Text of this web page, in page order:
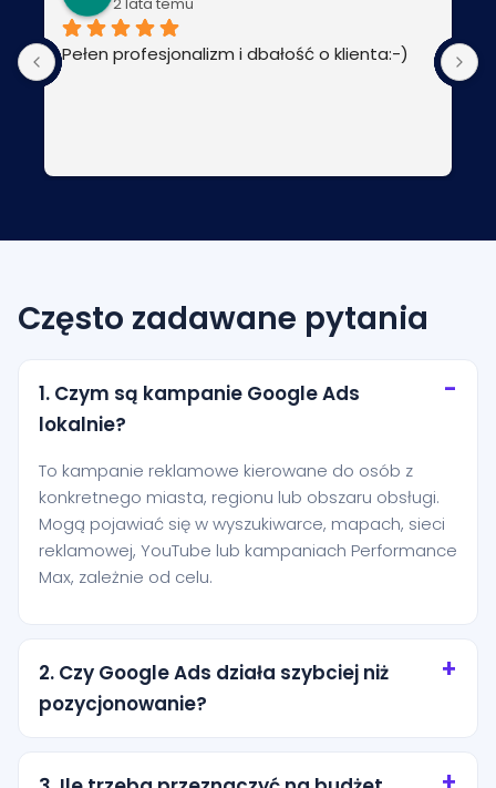
Pełen profesjonalizm i dbałość o klienta:-)
Często zadawane pytania
1. Czym są kampanie Google Ads
lokalnie?
To kampanie reklamowe kierowane do osób z
konkretnego miasta, regionu lub obszaru obsługi.
Mogą pojawiać się w wyszukiwarce, mapach, sieci
reklamowej, YouTube lub kampaniach Performance
Max, zależnie od celu.
2. Czy Google Ads działa szybciej niż
pozycjonowanie?
Tak, reklamy mogą zacząć generować ruch niemal
od razu po uruchomieniu. Pozycjonowanie zwykle